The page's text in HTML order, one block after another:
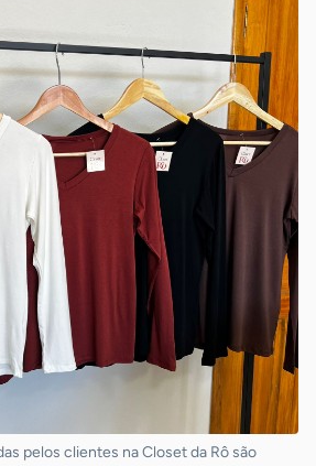
pelos clientes na Closet da Rô são